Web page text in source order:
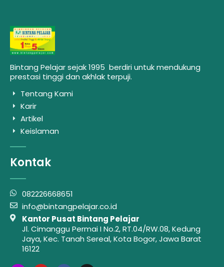
Bintang Pelajar sejak 1995 berdiri untuk mendukung
prestasi tinggi dan akhlak terpuji.
Tentang Kami
Karir
Artikel
Keislaman
Kontak
082226668651
info@bintangpelajar.co.id
Kantor Pusat Bintang Pelajar
Jl. Cimanggu Permai I No.2, RT.04/RW.08, Kedung
Jaya, Kec. Tanah Sereal, Kota Bogor, Jawa Barat
16122